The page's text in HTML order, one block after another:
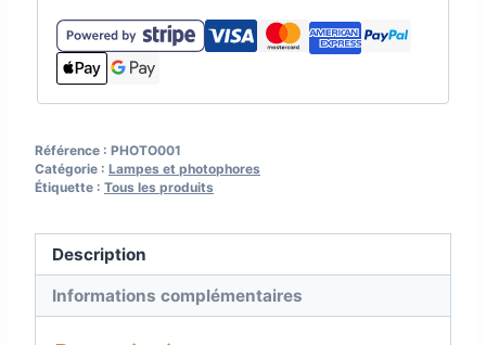
polaire,
support
naturel,
prénoms
personnalisables
Référence : PHOTO001
Catégorie : Lampes et photophores
Étiquette : Tous les produits
Description
Informations complémentaires